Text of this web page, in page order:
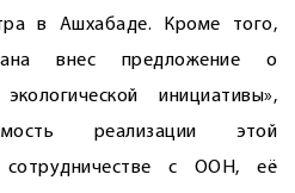
в Ашхабаде. Кроме того,
внес предложение о
инициативы»,
реализации этой
с ООН, её